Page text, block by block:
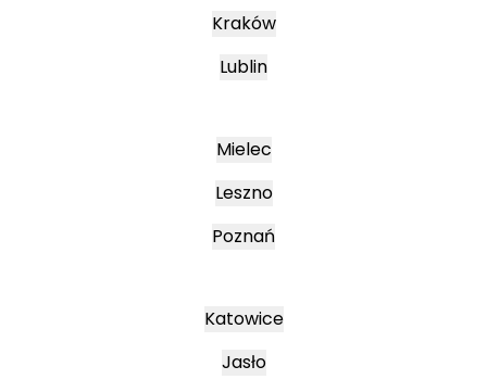
Kraków
Lublin
Mielec
Leszno
Poznań
Katowice
Jasło